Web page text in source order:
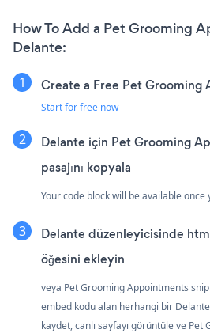
How To Add a Pet Grooming
Delante:
Create a Free Pet Grooming
Start for free now
Delante için Pet Grooming
pasajını kopyala
Your code block will be available
Delante düzenleyicisinde
öğesini ekleyin
veya Pet Grooming Appointments
embed kodu alan herhangi bir Delante
kaydet, canlı sayfayı görüntüle ve